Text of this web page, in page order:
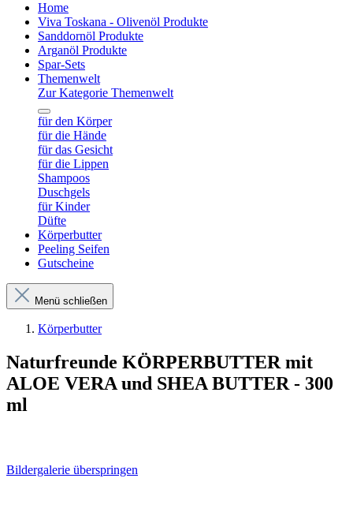
Home
Viva Toskana - Olivenöl Produkte
Sanddornöl Produkte
Arganöl Produkte
Spar-Sets
Themenwelt
Zur Kategorie Themenwelt
für den Körper
für die Hände
für das Gesicht
für die Lippen
Shampoos
Duschgels
für Kinder
Düfte
Körperbutter
Peeling Seifen
Gutscheine
Menü schließen
Körperbutter
Naturfreunde KÖRPERBUTTER mit
ALOE VERA und SHEA BUTTER - 300
ml
Bildergalerie überspringen